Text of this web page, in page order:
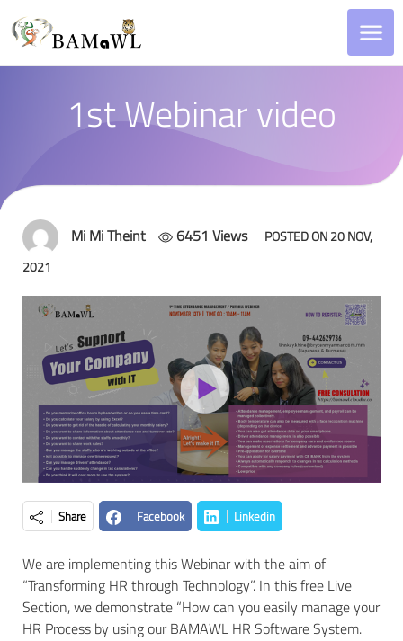
1st Webinar video
Mi Mi Theint 6451 Views
POSTED ON 20 NOV,
2021
Share Facebook Linkedin
We are implementing this Webinar with the aim of
“Transforming HR through Technology”. In this free Live
Section, we demonstrate “How can you easily manage your
HR Process by using our BAMAWL HR Software System.